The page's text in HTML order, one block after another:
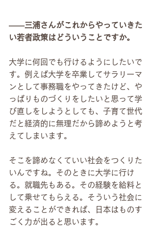
――三浦さんがこれからやっていきた
い若者政策はどういうことですか。
大学に何回でも行けるようにしたいで
す。例えば大学を卒業してサラリーマ
ンとして事務職をやってきたけど、や
っぱりものづくりをしたいと思って学
び直しをしようとしても、子育て世代
だと経済的に無理だから諦めようと考
えてしまいます。
そこを諦めなくていい社会をつくりた
いんですね。そのときに大学に行け
る。就職先もある。その経験を給料と
して乗せてもらえる。そういう社会に
変えることができれば、日本はものす
ごく力が出ると思います。